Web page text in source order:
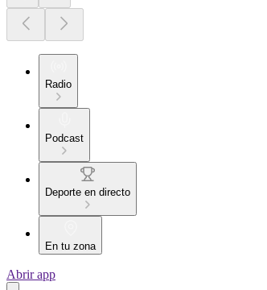
Radio
Podcast
Deporte en directo
En tu zona
Abrir app